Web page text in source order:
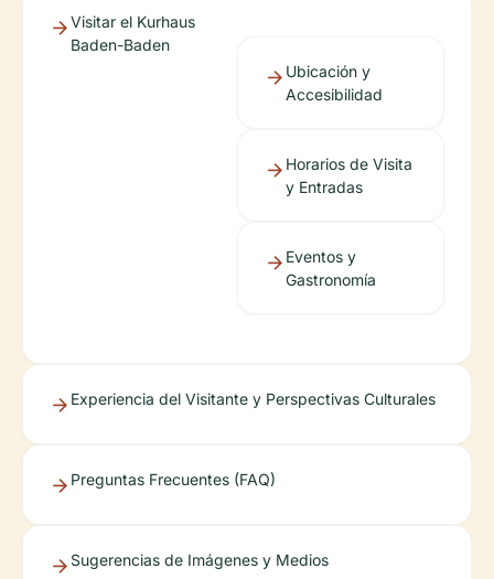
Visitar el Kurhaus
Baden-Baden
Ubicación y
Accesibilidad
Horarios de Visita
y Entradas
Eventos y
Gastronomía
Experiencia del Visitante y Perspectivas Culturales
Preguntas Frecuentes (FAQ)
Sugerencias de Imágenes y Medios